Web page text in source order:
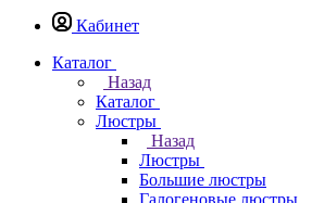
Кабинет
Каталог
Назад
Каталог
Люстры
Назад
Люстры
Большие люстры
Галогеновые люстры